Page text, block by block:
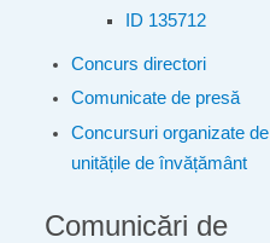
ID 135712
Concurs directori
Comunicate de presă
Concursuri organizate de
unitățile de învățământ
Comunicări de